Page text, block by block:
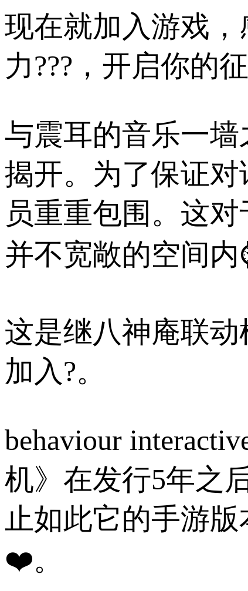
现在就加入游戏
力???，开启你的
与震耳的音乐一
揭开。为了保证
员重重包围。这
并不宽敞的空间内
这是继八神庵联
加入?。
behaviour
机》在发行5年之
止如此它的手游
❤️。